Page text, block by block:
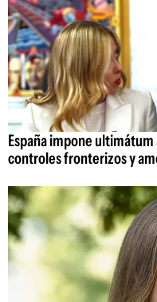
España impone
controles fronterizos y